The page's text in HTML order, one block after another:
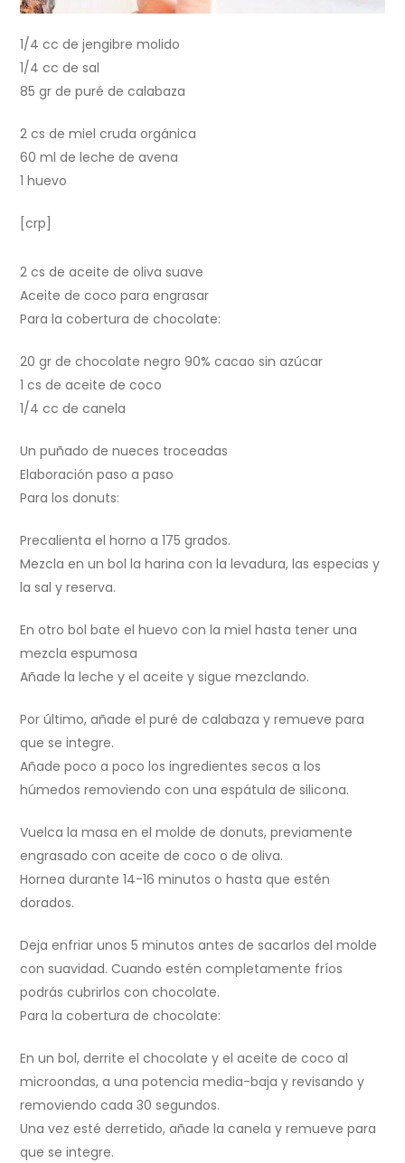
1/4 cc de jengibre molido
1/4 cc de sal
85 gr de puré de calabaza
2 cs de miel cruda orgánica
60 ml de leche de avena
1 huevo
[crp]
2 cs de aceite de oliva suave
Aceite de coco para engrasar
Para la cobertura de chocolate:
20 gr de chocolate negro 90% cacao sin azúcar
1 cs de aceite de coco
1/4 cc de canela
Un puñado de nueces troceadas
Elaboración paso a paso
Para los donuts:
Precalienta el horno a 175 grados.
Mezcla en un bol la harina con la levadura, las especias y
la sal y reserva.
En otro bol bate el huevo con la miel hasta tener una
mezcla espumosa
Añade la leche y el aceite y sigue mezclando.
Por último, añade el puré de calabaza y remueve para
que se integre.
Añade poco a poco los ingredientes secos a los
húmedos removiendo con una espátula de silicona.
Vuelca la masa en el molde de donuts, previamente
engrasado con aceite de coco o de oliva.
Hornea durante 14-16 minutos o hasta que estén
dorados.
Deja enfriar unos 5 minutos antes de sacarlos del molde
con suavidad. Cuando estén completamente fríos
podrás cubrirlos con chocolate.
Para la cobertura de chocolate:
En un bol, derrite el chocolate y el aceite de coco al
microondas, a una potencia media-baja y revisando y
removiendo cada 30 segundos.
Una vez esté derretido, añade la canela y remueve para
que se integre.